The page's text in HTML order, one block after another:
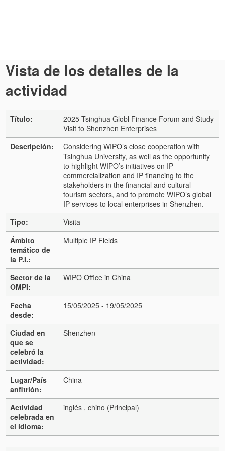
Vista de los detalles de la
actividad
Título:
2025 Tsinghua Globl Finance Forum and Study
Visit to Shenzhen Enterprises
Descripción:
Considering WIPO’s close cooperation with
Tsinghua University, as well as the opportunity
to highlight WIPO’s initiatives on IP
commercialization and IP financing to the
stakeholders in the financial and cultural
tourism sectors, and to promote WIPO’s global
IP services to local enterprises in Shenzhen.
Tipo:
Visita
Ámbito
temático de
la P.I.:
Multiple IP Fields
Sector de la
OMPI:
WIPO Office in China
Fecha
desde:
15/05/2025 - 19/05/2025
Ciudad en
que se
celebró la
actividad:
Shenzhen
Lugar/País
anfitrión:
China
Actividad
celebrada en
el idioma:
inglés , chino (Principal)